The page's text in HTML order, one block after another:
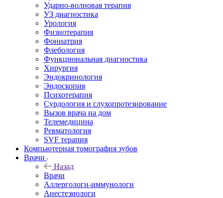
Ударно-волновая терапия
УЗ диагностика
Урология
Физиотерапия
Фониатрия
Флебология
Функциональная диагностика
Хирургия
Эндокринология
Эндоскопия
Психотерапия
Сурдология и слухопротезирование
Вызов врача на дом
Телемедицина
Ревматология
SVF терапия
Компьютерная томография зубов
Врачи
Назад
Врачи
Аллергологи-иммунологи
Анестезиологи